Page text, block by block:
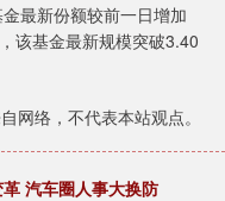
最新份额较前一日增加
该基金最新规模突破3.40
网络，不代表本站观点。
汽车圈人事大换防